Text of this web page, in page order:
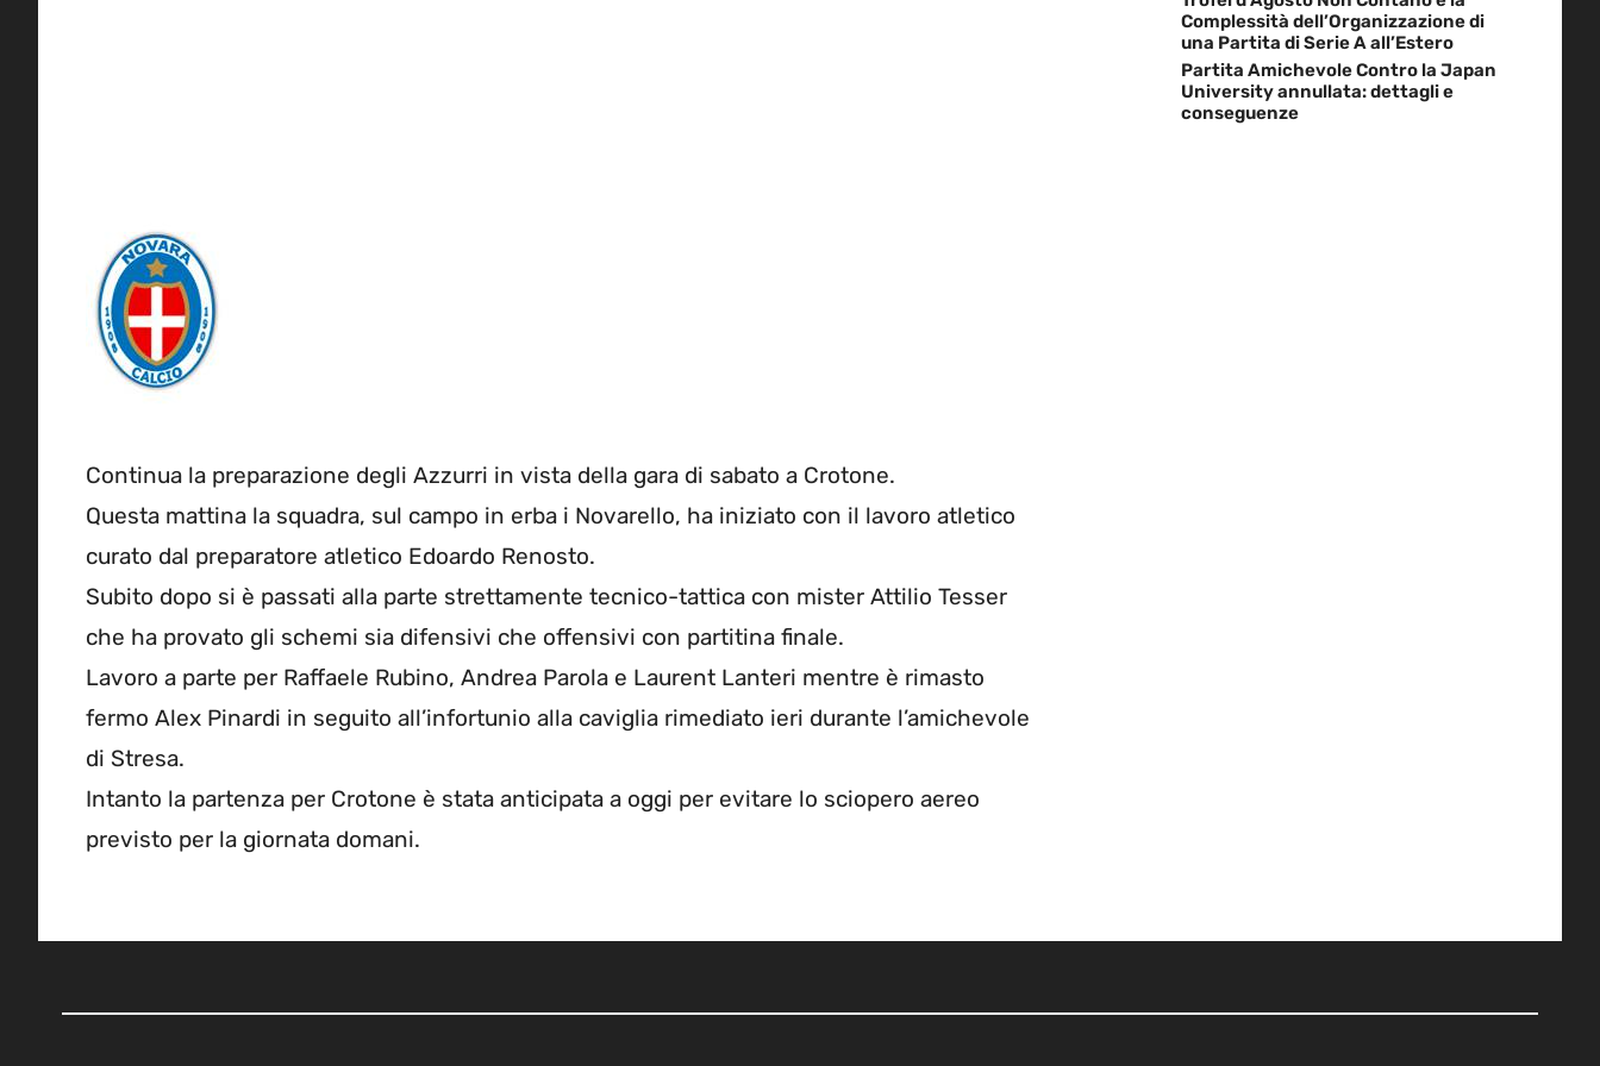
Continua la preparazione degli Azzurri in vista della gara di sabato a Crotone.
Questa mattina la squadra, sul campo in erba i Novarello, ha iniziato con il lavoro atletico
curato dal preparatore atletico Edoardo Renosto.
Subito dopo si è passati alla parte strettamente tecnico-tattica con mister Attilio Tesser
che ha provato gli schemi sia difensivi che offensivi con partitina finale.
Lavoro a parte per Raffaele Rubino, Andrea Parola e Laurent Lanteri mentre è rimasto
fermo Alex Pinardi in seguito all’infortunio alla caviglia rimediato ieri durante l’amichevole
di Stresa.
Intanto la partenza per Crotone è stata anticipata a oggi per evitare lo sciopero aereo
previsto per la giornata domani.
Complessità dell’Organizzazione di
una Partita di Serie A all’Estero
Partita Amichevole Contro la Japan
University annullata: dettagli e
conseguenze